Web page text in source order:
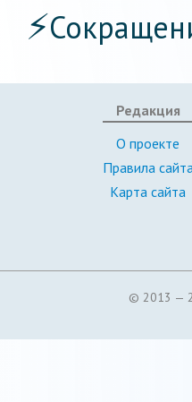
⚡
Редакция
О проекте
Правила
Карта сайта
© 2013 —